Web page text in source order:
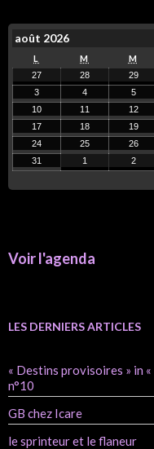
août 2026
L M M
27 28 29
3
4 5
10
11 12
17
18 19
24
25 26
31
1 2
Voir l'agenda
LES DERNIERS ARTICLES
« Destins provisoires » in
n°10
GB chez Icare
le sprinteur et le flaneur